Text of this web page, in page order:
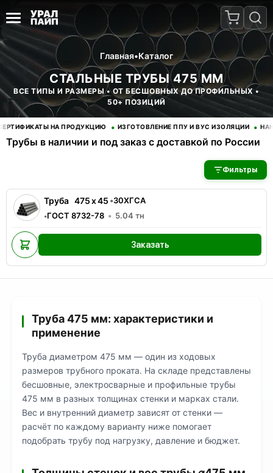
Главная•Каталог
СТАЛЬНЫЕ ТРУБЫ 475 ММ
ВСЕ ТИПЫ И РАЗМЕРЫ • ОТ БЕСШОВНЫХ ДО ПРОФИЛЬНЫХ •
50+ ПОЗИЦИЙ
НА ПРОДУКЦИЮ • ИЗГОТОВЛЕНИЕ ППУ И ВУС ИЗОЛЯЦИИ •
Трубы в наличии и под заказ с доставкой по России
В наличии 1 позиций трубы стальные. Купить трубы оптом с
Фильтры
Труба 475x45 •30ХГСА
•ГОСТ 8732-78 5.04 тн
Заказать
Труба 475 мм: характеристики и
применение
Труба диаметром 475 мм — один из ходовых
размеров трубного проката. На складе представлены
бесшовные, электросварные и профильные трубы
475 мм в разных толщинах стенки и марках стали.
Вес и внутренний диаметр зависят от стенки —
расчёт по каждому варианту ниже помогает
подобрать трубу под нагрузку, давление и бюджет.